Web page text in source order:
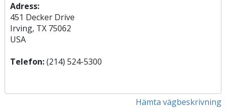
Adress:
451 Decker Drive
Irving, TX 75062
USA
Telefon:(214) 524-5300
Hämta vägbeskrivning